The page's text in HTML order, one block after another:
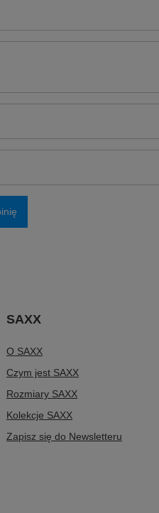
SAXX
O SAXX
Czym jest SAXX
Rozmiary SAXX
Kolekcje SAXX
Zapisz się do Newsletteru